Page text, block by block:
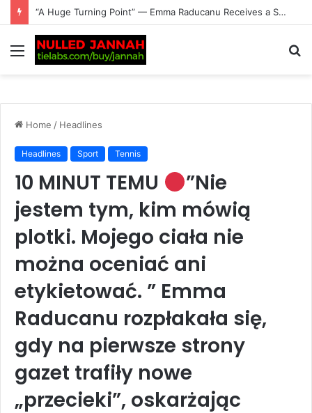
Just In: Lewis Hamilton Hit with Harsh Reality as Ferrari World Championship Dream Faces a Major Reality Check — F1 Star’s Title Ambitions Put Under Intense Pressure Amid Growing Questions Over His…
Menu
Home / Headlines
Headlines Sport Tennis
10 MINUT TEMU
”Nie
jestem tym, kim mówią
plotki. Mojego ciała nie
można oceniać ani
etykietować. ” Emma
Raducanu rozpłakała się,
gdy na pierwsze strony
gazet trafiły nowe
„przecieki”, oskarżając